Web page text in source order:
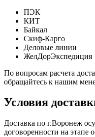
ПЭК
КИТ
Байкал
Скиф-Карго
Деловые линии
ЖелДорЭкспедиция
По вопросам расчета
обращайтесь к нашим
Условия
Доставка по г.Воронеж
договоренности на этапе